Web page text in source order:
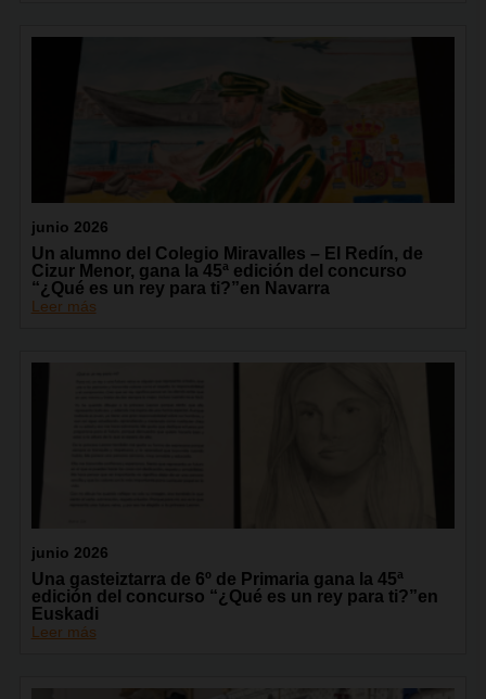
junio 2026
Un alumno del Colegio Miravalles – El Redín, de
Cizur Menor, gana la 45ª edición del concurso
“¿Qué es un rey para ti?”en Navarra
Leer más
junio 2026
Una gasteiztarra de 6º de Primaria gana la 45ª
edición del concurso “¿Qué es un rey para ti?”en
Euskadi
Leer más